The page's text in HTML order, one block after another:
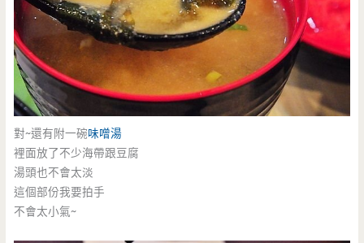
對~還有附一碗味噌湯
裡面放了不少海帶跟豆腐
湯頭也不會太淡
這個部份我要拍手
不會太小氣~